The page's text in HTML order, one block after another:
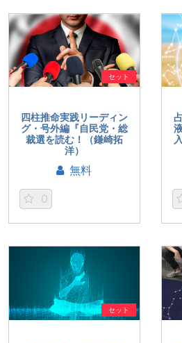
セット
四柱推命実践リーディン
グ・号外編『自民党・総
裁選を読む！（鎌崎拓
洋）
無料
0
セット